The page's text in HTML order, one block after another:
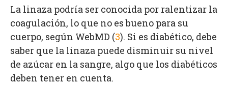
La linaza podría ser conocida por ralentizar la
coagulación, lo que no es bueno para su
cuerpo, según WebMD (3). Si es diabético, debe
saber que la linaza puede disminuir su nivel
de azúcar en la sangre, algo que los diabéticos
deben tener en cuenta.